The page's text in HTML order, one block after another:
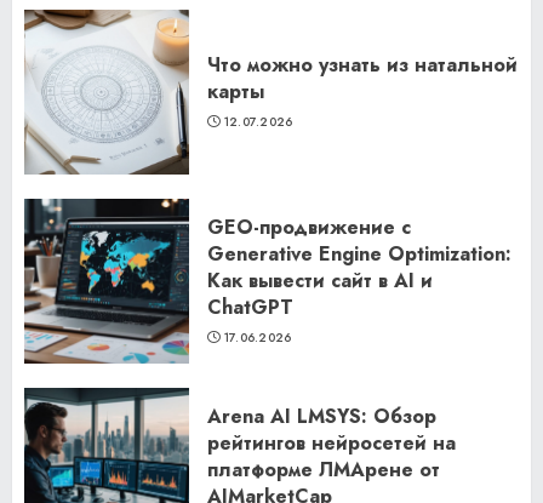
Что можно узнать из натальной
карты
12.07.2026
GEO-продвижение с
Generative Engine Optimization:
Как вывести сайт в AI и
ChatGPT
17.06.2026
Arena AI LMSYS: Обзор
рейтингов нейросетей на
платформе ЛМАрене от
AIMarketCap